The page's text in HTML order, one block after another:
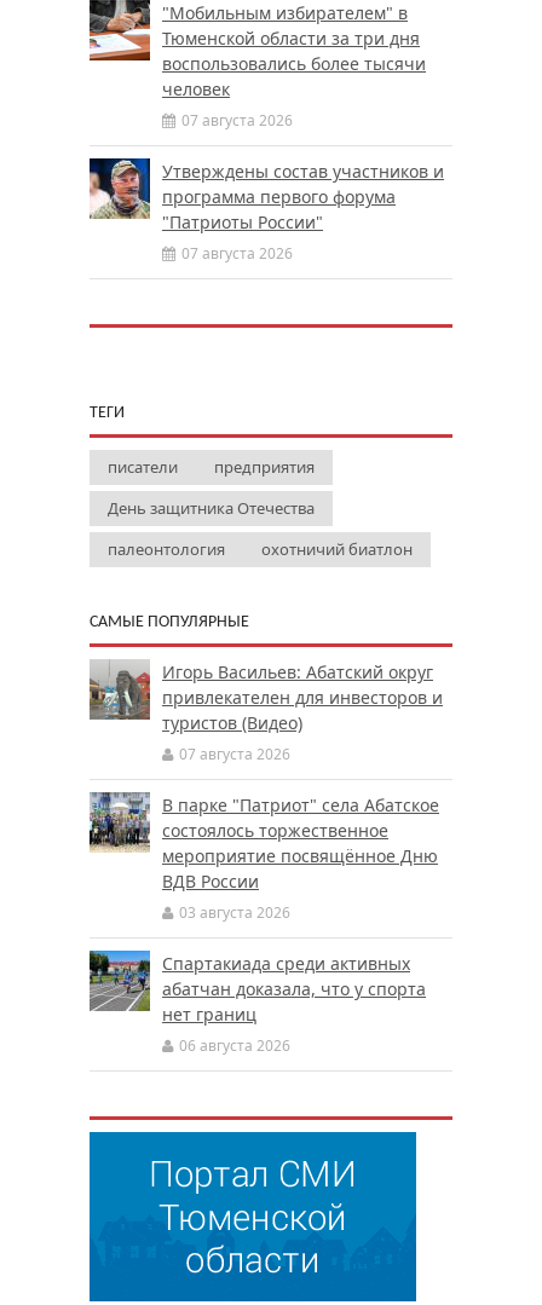
"Мобильным избирателем" в
Тюменской области за три дня
воспользовались более тысячи
человек
07 августа 2026
Утверждены состав участников и
программа первого форума
"Патриоты России"
07 августа 2026
ТЕГИ
писатели
предприятия
День защитника Отечества
палеонтология
охотничий биатлон
САМЫЕ ПОПУЛЯРНЫЕ
Игорь Васильев: Абатский округ
привлекателен для инвесторов и
туристов (Видео)
07 августа 2026
В парке "Патриот" села Абатское
состоялось торжественное
мероприятие посвящённое Дню
ВДВ России
03 августа 2026
Спартакиада среди активных
абатчан доказала, что у спорта
нет границ
06 августа 2026